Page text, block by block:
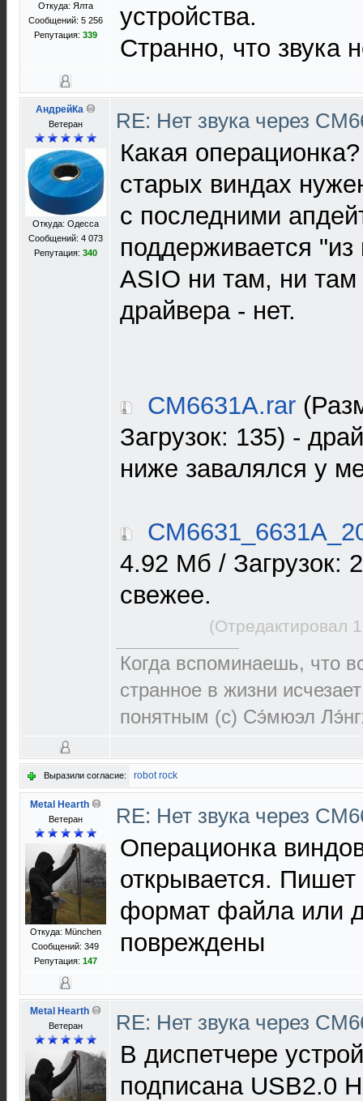
Откуда: Ялта
Сообщений: 5 256
Репутация: 339
устройства.
Странно, что звука
АндрейКа
Ветеран
Откуда: Одесса
Сообщений: 4 073
Репутация: 340
RE: Нет звука через
Какая
старых виндах
с последними
поддерживается "из
ASIO ни там, ни
драйвера - нет.
CM6631A.rar
Загрузок: 135) -
ниже завалялся у
4.92 Мб / Загрузок:
свежее.
(Отредактировал
Когда вспоминаешь, что
странное в жизни
понятным (c) Сэ́мюэл
Выразили согласие: robot rock
Metal Hearth
Ветеран
Откуда: München
Сообщений: 349
Репутация: 147
RE: Нет звука через
Операционка
открывается.
формат файла или
повреждены
Metal Hearth
Ветеран RE: Нет звука через
В диспетчере
подписана USB2.0